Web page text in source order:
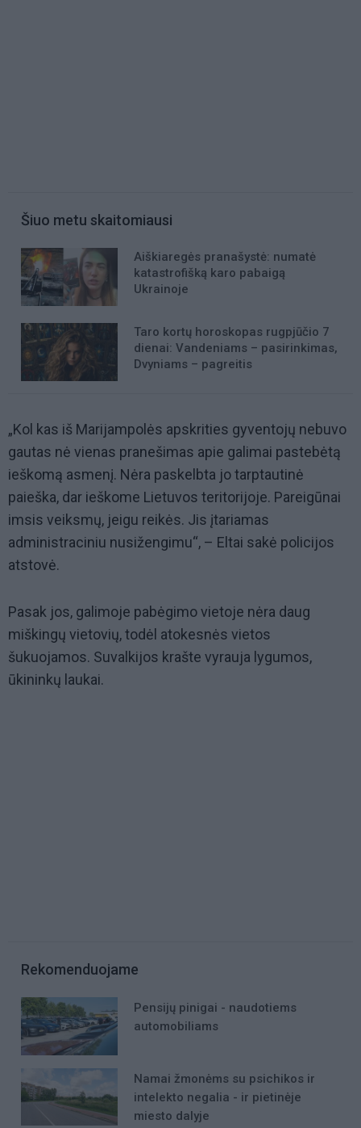
Šiuo metu skaitomiausi
Aiškiaregės pranašystė: numatė
katastrofišką karo pabaigą
Ukrainoje
Taro kortų horoskopas rugpjūčio 7
dienai: Vandeniams – pasirinkimas,
Dvyniams – pagreitis
„Kol kas iš Marijampolės apskrities gyventojų nebuvo
gautas nė vienas pranešimas apie galimai pastebėtą
ieškomą asmenį. Nėra paskelbta jo tarptautinė
paieška, dar ieškome Lietuvos teritorijoje. Pareigūnai
imsis veiksmų, jeigu reikės. Jis įtariamas
administraciniu nusižengimu“, – Eltai sakė policijos
atstovė.
Pasak jos, galimoje pabėgimo vietoje nėra daug
miškingų vietovių, todėl atokesnės vietos
šukuojamos. Suvalkijos krašte vyrauja lygumos,
ūkininkų laukai.
Rekomenduojame
Pensijų pinigai - naudotiems
automobiliams
Namai žmonėms su psichikos ir
intelekto negalia - ir pietinėje
miesto dalyje